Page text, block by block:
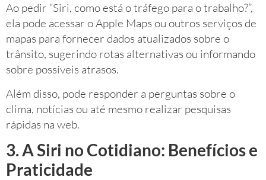
Ao pedir “Siri, como está o tráfego para o trabalho?”,
ela pode acessar o Apple Maps ou outros serviços de
mapas para fornecer dados atualizados sobre o
trânsito, sugerindo rotas alternativas ou informando
sobre possíveis atrasos.
Além disso, pode responder a perguntas sobre o
clima, notícias ou até mesmo realizar pesquisas
rápidas na web.
3. A Siri no Cotidiano: Benefícios e
Praticidade